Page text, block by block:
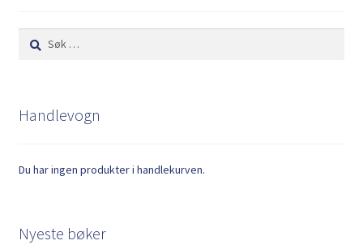
Søk
etter:
Handlevogn
Du har ingen produkter i handlekurven.
Nyeste bøker